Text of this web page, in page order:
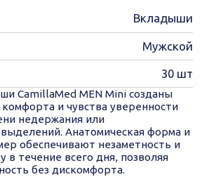
Вкладыши
Мужской
30 шт
CamillaMed MEN Mini созданы
и чувства уверенности
недержания или
Анатомическая форма и
обеспечивают незаметность и
в течение всего дня, позволяя
без дискомфорта.